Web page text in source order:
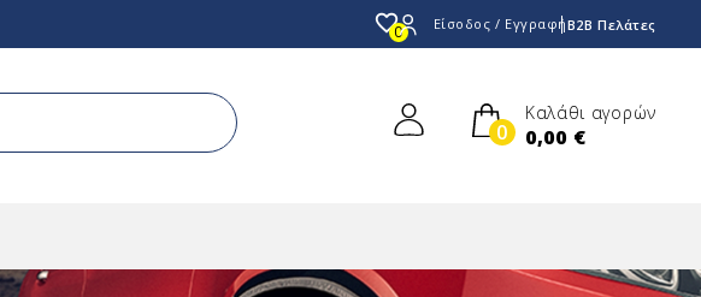
favorite_border0 Είσοδος / ΕγγραφήB2B Πελάτες
0
Καλάθι αγορών
0,00 €